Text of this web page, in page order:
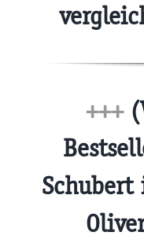
+++
Schubert